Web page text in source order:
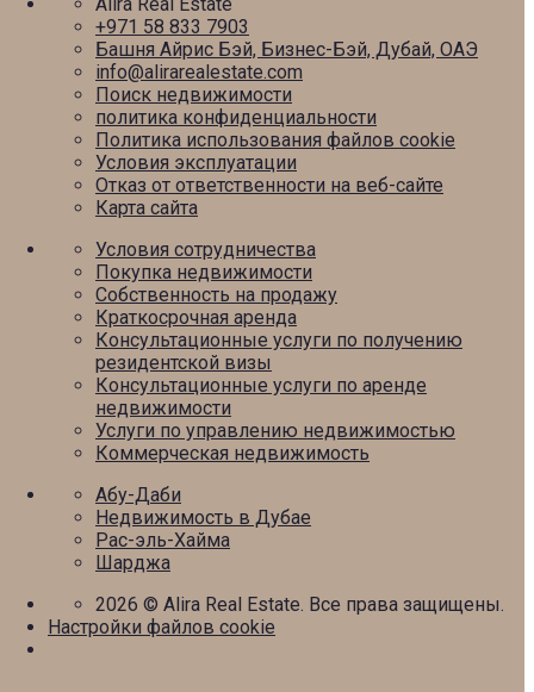
+971 58 833 7903
Башня Айрис Бэй, Бизнес-Бэй, Дубай, ОАЭ
info@alirarealestate.com
Поиск недвижимости
политика конфиденциальности
Политика использования файлов cookie
Условия эксплуатации
Отказ от ответственности на веб-сайте
Карта сайта
Условия сотрудничества
Покупка недвижимости
Собственность на продажу
Краткосрочная аренда
Консультационные услуги по получению
резидентской визы
Консультационные услуги по аренде
недвижимости
Услуги по управлению недвижимостью
Коммерческая недвижимость
Абу-Даби
Недвижимость в Дубае
Рас-эль-Хайма
Шарджа
2026 © Alira Real Estate. Все права защищены.
Настройки файлов cookie